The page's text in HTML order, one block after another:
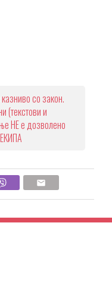
со закон.
(текстови и
НЕ е дозволено